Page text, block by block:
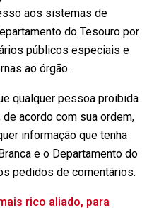
aos sistemas de
do Tesouro por
públicos especiais e
ao órgão.
qualquer pessoa proibida
acordo com sua ordem,
informação que tenha
e o Departamento do
pedidos de comentários.
rico aliado, para